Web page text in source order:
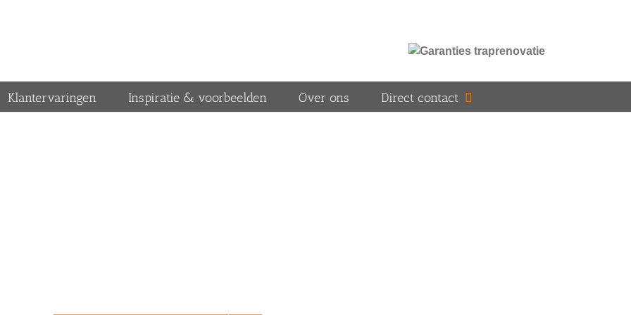
Klantervaringen Inspiratie & voorbeelden Over ons Direct contact